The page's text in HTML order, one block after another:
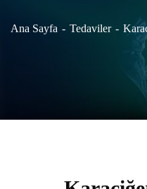
Ana Sayfa Tedaviler